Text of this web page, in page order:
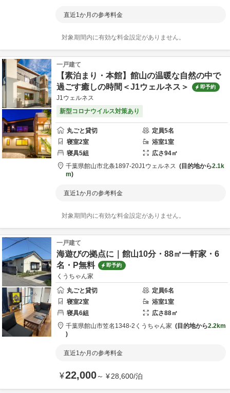
直近1か月の参考料金
対象期間内に有効な料金設定がありません。
一戸建て
【素泊まり・本館】館山の温暖な自然の中で
過ごす癒しの時間＜J1ウェルネス＞
即予約
J1ウェルネス
新型コロナウイルス対策あり
丸ごと貸切 定員5名
寝室2室 浴室1室
寝具5組 広さ94㎡
千葉県館山市北条1897-20J1ウェルネス 目的地から2.1k
m
直近1か月の参考料金
対象期間内に有効な料金設定がありません。
一戸建て
海遊びの拠点に｜館山10分・88㎡一軒家・6
名・P無料
即予約
くうちゃん家
丸ごと貸切
定員6名
寝室2室 浴室1室
寝具6組 広さ88㎡
千葉県館山市笠名1348-2 くうちゃん家 目的地から2.2km
直近1か月の参考料金
¥22,000～ ¥28,600/泊